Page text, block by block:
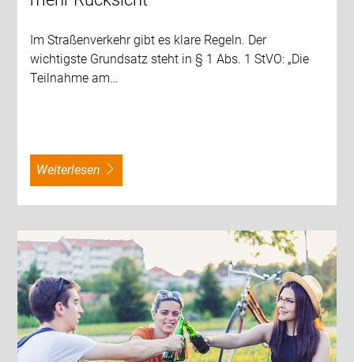
Im Straßenverkehr gibt es klare Regeln. Der
wichtigste Grundsatz steht in § 1 Abs. 1 StVO: „Die
Teilnahme am…
weiterlesen